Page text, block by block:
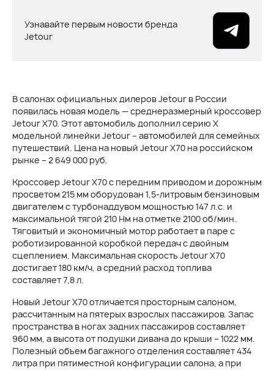
Узнавайте первым новости бренда
Jetour
В салонах официальных дилеров Jetour в России
появилась новая модель — среднеразмерный кроссовер
Jetour X70. Этот автомобиль дополнил серию X
модельной линейки Jetour – автомобилей для семейных
путешествий. Цена на новый Jetour X70 на российском
рынке – 2 649 000 руб.
Кроссовер Jetour X70 с передним приводом и дорожным
просветом 215 мм оборудован 1,5-литровым бензиновым
двигателем с турбонаддувом мощностью 147 л.с. и
максимальной тягой 210 Нм на отметке 2100 об/мин.
Тяговитый и экономичный мотор работает в паре с
роботизированной коробкой передач c двойным
сцеплением. Максимальная скорость Jetour X70
достигает 180 км/ч, а средний расход топлива
составляет 7,8 л.
Новый Jetour X70 отличается просторным салоном,
рассчитанным на пятерых взрослых пассажиров. Запас
пространства в ногах задних пассажиров составляет
960 мм, а высота от подушки дивана до крыши – 1022 мм.
Полезный объем багажного отделения составляет 434
литра при пятиместной конфигурации салона, а при